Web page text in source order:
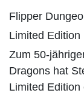
Flipper
Limited Edition
Zum 50-
Dragons hat
Limited